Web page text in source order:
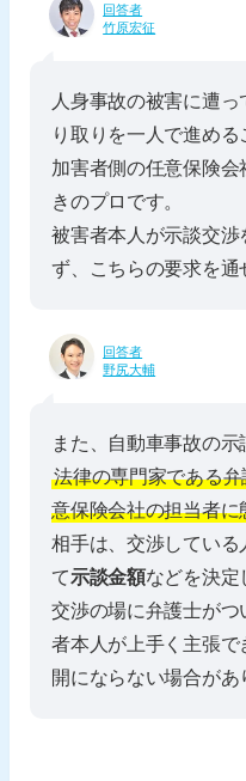
回答者
竹原宏征
人身事故の被害に遭
り取りを一人で進める
加害者側の任意保険
きのプロです。
被害者本人が示談交渉
ず、こちらの要求を通
回答者
野尻大輔
また、自動車事故の
法律の専門家である
意保険会社の担当者
相手は、交渉している
て示談金額などを決定
交渉の場に弁護士が
者本人が上手く主張
開にならない場合があ